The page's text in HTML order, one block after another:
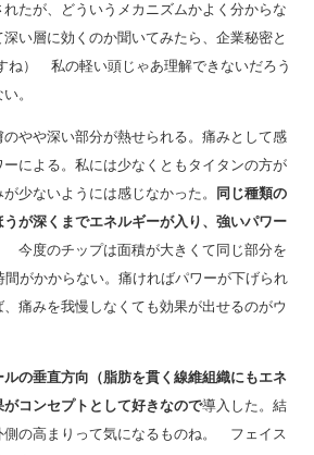
たが、どういうメカニズムかよく分からな
い層に効くのか聞いてみたら、企業秘密と
ね） 私の軽い頭じゃあ理解できないだろう
。
やや深い部分が熱せられる。痛みとして感
ーによる。私には少なくともタイタンの方が
少ないようには感じなかった。
同じ種類の
が深くまでエネルギーが入り、強いパワー
今度のチップは面積が大きくて同じ部分を
がかからない。痛ければパワーが下げられ
痛みを我慢しなくても効果が出せるのがウ
ルの垂直方向（脂肪を貫く線維組織にもエネ
コンセプトとして好きなので導入した。結
側の高まりって気になるものね。 フェイス